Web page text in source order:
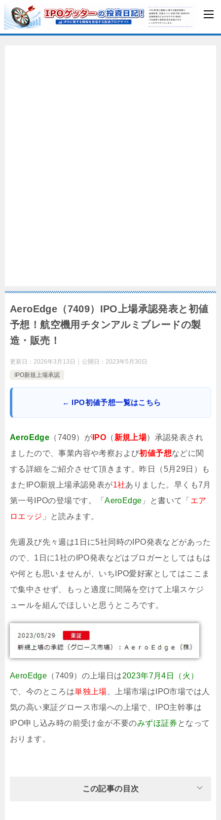
AeroEdge（7409）IPO上場承認発表と初値
予想！航空機用チタンアルミブレードの製
造・販売！
更新日： 2026年3月13日 公開日： 2023年5月30日
IPO新規上場承認
← IPO初値予想一覧はこちら
AeroEdge （7409）が IPO （ 新規上場）承認発表され
ましたので、事業内容や考察および初値予想などに関
する詳細をご紹介させて頂きます。昨日（5月29日）も
またIPO新規上場承認発表が1社ありました。早くも7月
第一号IPOの登場です。「AeroEdge 」と書いて「 エア
ロエッジ 」と読みます。
先週及び先々週は1日に5社同時のIPO発表などがあった
ので、1日に1社のIPO発表などはブロガーとしてはもは
や何とも思いませんが、いちIPO愛好家としてはここま
で集中させず、もっと適度に間隔を空けて上場スケジ
ュールを組んでほしいと思うところです。
AeroEdge （7409）の上場日は2023年7月4日（火）
で、今のところは単独上場 、上場市場はIPO市場では人
気の高い東証グロース市場への上場で、IPO主幹事は
IPO申し込み時の前受け金が不要のみずほ証券 となって
おります。
この記事の目次